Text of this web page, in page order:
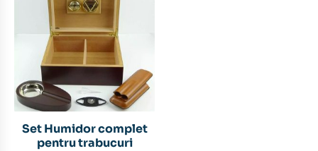
Set Humidor complet
pentru trabucuri